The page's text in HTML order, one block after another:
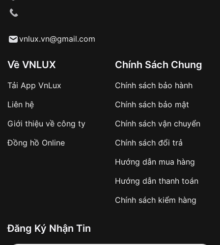
Từ khóa SEO:
sản phẩm đặc biệt
hàng
Số tiền còn lại thanh toán khi nhận hàng hoặc
✔️ Đảm bảo xử lý đơn hàng nhanh chóng
✔️ Hạn chế tình trạng hủy đơn không mong
Từ khóa SEO:
vnlux.vn@gmail.com
Về VNLUX
Tải App VnLux
Liên hệ
Giới thiệu về công ty
Đồng hồ Online
Chính Sách Chung
Chính sách bảo hành
Chính sách bảo mật
Chính sách vận chuyển
Chính sách đổi trả
Hướng dẫn mua hàng
Hướng dẫn thanh toán
Chính sách kiểm hàng
Đăng Ký Nhận Tin